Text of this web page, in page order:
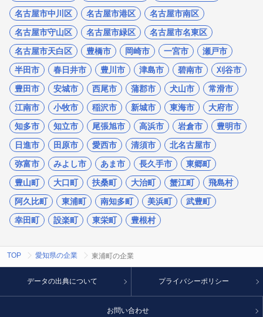
名古屋市中川区
名古屋市港区
名古屋市南区
名古屋市守山区
名古屋市緑区
名古屋市名東区
名古屋市天白区
豊橋市 岡崎市 一宮市
瀬戸市
半田市
春日井市 豊川市 津島市 碧南市
刈谷市
豊田市
安城市 西尾市 蒲郡市 犬山市
常滑市
江南市
小牧市 稲沢市 新城市 東海市
大府市
知多市
知立市 尾張旭市 高浜市 岩倉市
豊明市
日進市
田原市 愛西市 清須市
北名古屋市
弥富市
みよし市 あま市 長久手市
東郷町
豊山町
大口町 扶桑町 大治町 蟹江町
飛島村
阿久比町
東浦町 南知多町 美浜町
武豊町
幸田町
設楽町 東栄町 豊根村
TOP 愛知県の企業 東浦町の企業
データの出典について プライバシーポリシー
お問い合わせ